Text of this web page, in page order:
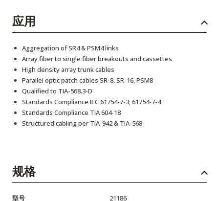
应用
Aggregation of SR4 & PSM4 links
Array fiber to single fiber breakouts and cassettes
High density array trunk cables
Parallel optic patch cables SR-8, SR-16, PSM8
Qualified to TIA-568.3-D
Standards Compliance IEC 61754-7-3; 61754-7-4
Standards Compliance TIA 604-18
Structured cabling per TIA-942 & TIA-568
规格
型号 21186